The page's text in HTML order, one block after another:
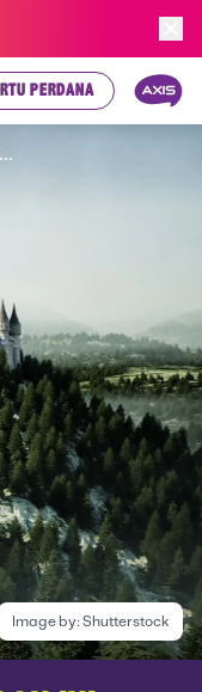
PERDANA
Image by:Shutterstock